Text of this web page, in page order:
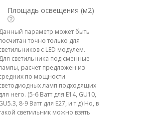
Площадь освещения (м2)
параметр может быть
точно только для
с LED модулем.
светильника под сменные
расчет предложен из
по мощности
ламп подходящих
него. (5-6 Ватт для E14, GU10,
8-9 Ватт для E27, и т.д) Но, в
светильник можно взять